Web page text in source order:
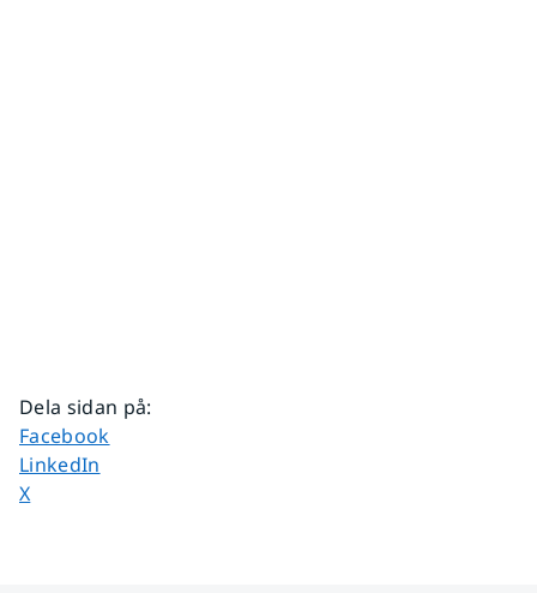
Dela sidan på:
Dela sidan på
Facebook
Dela sidan på
LinkedIn
Dela sidan på
X